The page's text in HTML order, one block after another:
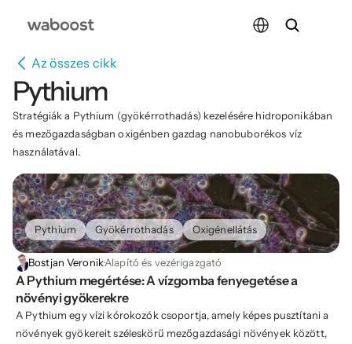
Az összes cikk
Pythium
Stratégiák a Pythium (gyökérrothadás) kezelésére hidroponikában
és mezőgazdaságban oxigénben gazdag nanobuborékos víz
használatával.
Pythium Gyökérrothadás Oxigénellátás
Bostjan Veronik·Alapító és vezérigazgató
A Pythium megértése: A vízgomba fenyegetése a
növényi gyökerekre
A Pythium egy vízi kórokozók csoportja, amely képes pusztítani a
növények gyökereit széleskörű mezőgazdasági növények között,